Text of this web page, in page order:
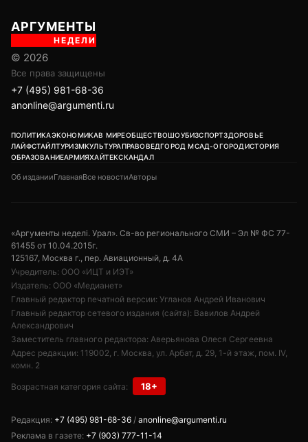
АРГУМЕНТЫ
НЕДЕЛИ
© 2026
Все права защищены
+7 (495) 981-68-36
anonline@argumenti.ru
ПОЛИТИКАЭКОНОМИКАВ МИРЕОБЩЕСТВОШОУБИЗСПОРТЗДОРОВЬЕ
ЛАЙФСТАЙЛТУРИЗМКУЛЬТУРАПРАВОВЕДГОРОД МСАД-ОГОРОДИСТОРИЯ
ОБРАЗОВАНИЕАРМИЯХАЙТЕКСКАНДАЛ
Об изданииГлавнаяВсе новостиАвторы
«Аргументы неделi. Урал». Св-во регионального СМИ – Эл № ФС 77-
61455 от 10.04.2015г.
125167, Москва г., пер. Авиационный, д. 4А
Учредитель: ООО «ИЦТ и ИЭТ»
Издатель: ООО «Медианет»
Главный редактор печатной версии: Угланов Андрей Иванович
Главный редактор сетевого издания (сайта): Вавилов Андрей
Александрович
Заместитель главного редактора: Аверьянова Олеся Сергеевна
Адрес редакции: 119002, г. Москва, ул. Арбат, д. 29, 1-й этаж, пом. IV,
комн. 2
Возрастная категория сайта: 18+
Редакция: +7 (495) 981-68-36 / anonline@argumenti.ru
Реклама в газете: +7 (903) 777-11-14